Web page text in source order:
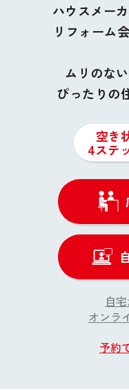
お役立ち情報
プライバシーポリシー
ハウスメー
リフォーム
ムリのな
ぴったりの
空き
4ステ
自
オンラ
予約
で、あなたの予
見えてきます。
家づくり
LESSON2でシ
家」と「予算
家づくりにお
りなど、目に
ネ性など目に
基本知識をお